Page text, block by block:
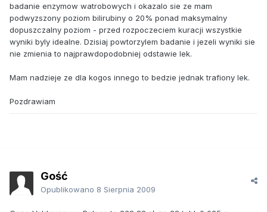
badanie enzymow watrobowych i okazalo sie ze mam
podwyzszony poziom bilirubiny o 20% ponad maksymalny
dopuszczalny poziom - przed rozpoczeciem kuracji wszystkie
wyniki byly idealne. Dzisiaj powtorzylem badanie i jezeli wyniki sie
nie zmienia to najprawdopodobniej odstawie lek.
Mam nadzieje ze dla kogos innego to bedzie jednak trafiony lek.
Pozdrawiam
Gość
Opublikowano 8 Sierpnia 2009